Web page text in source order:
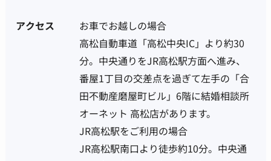
アクセス
お車でお越しの場合
高松自動車道「高松中央IC」より約30
分。中央通りをJR高松駅方面へ進み、
番屋1丁目の交差点を過ぎて左手の「合
田不動産磨屋町ビル」6階に結婚相談所
オーネット 高松店があります。
JR高松駅をご利用の場合
JR高松駅南口より徒歩約10分。中央通